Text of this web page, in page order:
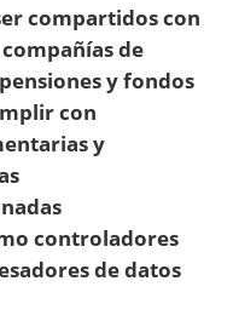
compartidos con
de
y fondos
con
y
controladores
de datos